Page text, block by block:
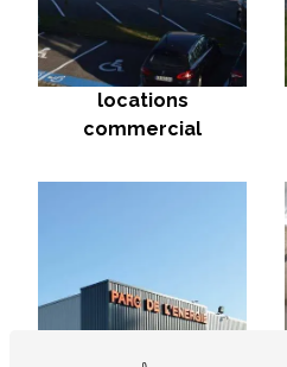
locations
commercial